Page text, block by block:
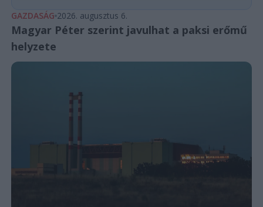
GAZDASÁG 2026. augusztus 6.
Magyar Péter szerint javulhat a paksi erőmű
helyzete